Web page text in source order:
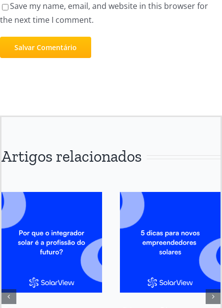
Save my name, email, and website in this browser for
the next time I comment.
Artigos relacionados